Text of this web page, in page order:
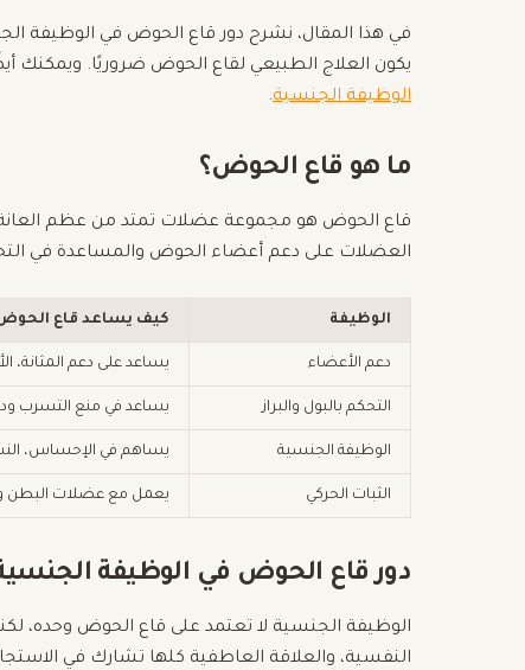
في هذا المقال، نشرح دور قاع الحوض في الوظيفة
يكون العلاج الطبيعي لقاع الحوض ضروريًا. ويمكنك
الوظيفة الجنسية.
ما هو قاع الحوض؟
قاع الحوض هو مجموعة عضلات تمتد من عظم
العضلات على دعم أعضاء الحوض والمساعدة في
الوظيفة كيف يساعد قاع
دعم الأعضاء يساعد على دعم المثانة،
التحكم بالبول والبراز يساعد في منع التسرب
الوظيفة الجنسية يساهم في الإحساس،
الثبات الحركي يعمل مع عضلات البطن
دور قاع الحوض في الوظيفة
الوظيفة الجنسية لا تعتمد على قاع الحوض وحده،
النفسية، والعلاقة العاطفية كلها تشارك في